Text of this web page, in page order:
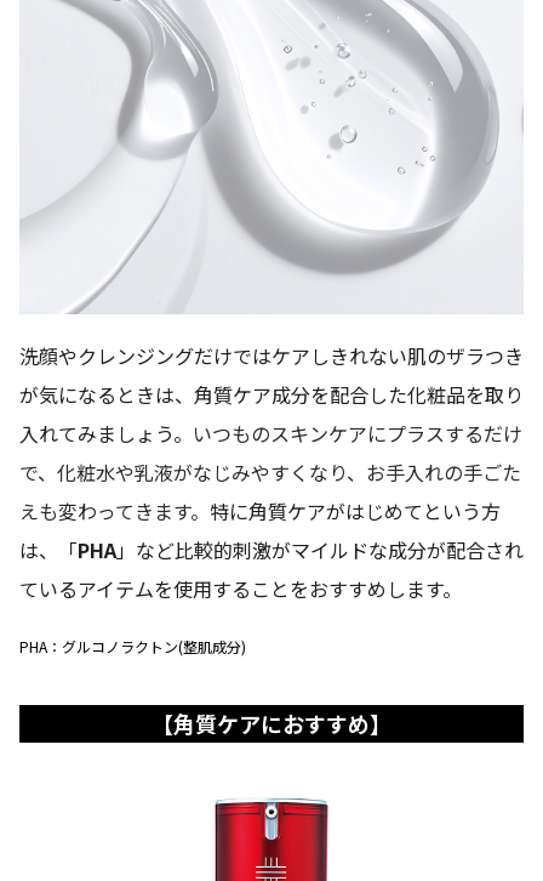
洗顔やクレンジングだけではケアしきれない肌のザラつき
が気になるときは、角質ケア成分を配合した化粧品を取り
入れてみましょう。 いつものスキンケアにプラスするだけ
で、化粧水や乳液がなじみやすくなり、お手入れの手ごた
えも変わってきます。 特に角質ケアがはじめてという方
は、「PHA」など比較的刺激がマイルドな成分が配合され
ているアイテムを使用することをおすすめします。
PHA：グルコノラクトン(整肌成分)
【角質ケアにおすすめ】